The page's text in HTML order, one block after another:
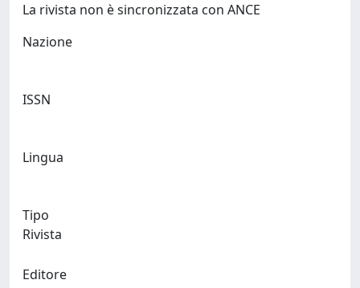
La rivista non è sincronizzata con ANCE
Nazione
ISSN
Lingua
Tipo
Rivista
Editore